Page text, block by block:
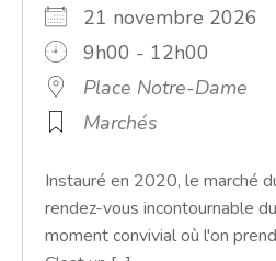
21 novembre 2026
9h00 - 12h00
Place Notre-Dame
Marchés
Instauré en 2020, le marché
rendez-vous incontournable
moment convivial où l'on